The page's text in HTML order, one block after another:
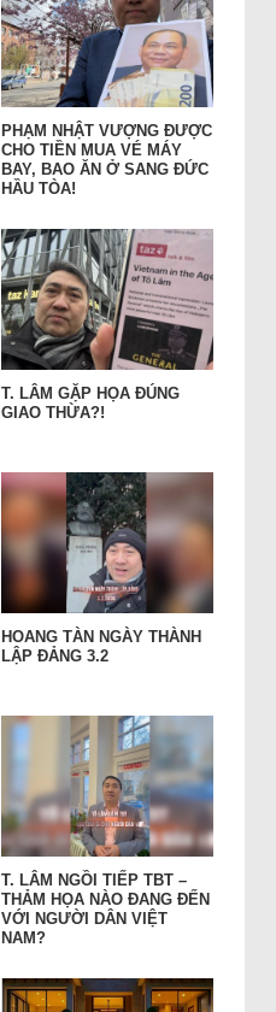
PHẠM NHẬT VƯỢNG ĐƯỢC
CHO TIỀN MUA VÉ MÁY
BAY, BAO ĂN Ở SANG ĐỨC
HẦU TÒA!
T. LÂM GẶP HỌA ĐÚNG
GIAO THỪA?!
HOANG TÀN NGÀY THÀNH
LẬP ĐẢNG 3.2
T. LÂM NGỒI TIẾP TBT –
THẢM HỌA NÀO ĐANG ĐẾN
VỚI NGƯỜI DÂN VIỆT
NAM?